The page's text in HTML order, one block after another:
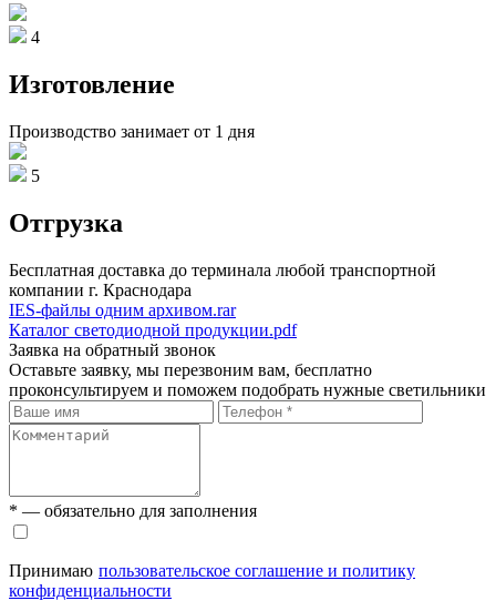
4
Изготовление
Производство занимает от 1 дня
5
Отгрузка
Бесплатная доставка до терминала любой транспортной
компании г. Краснодара
IES-файлы одним архивом.rar
Каталог светодиодной продукции.pdf
Заявка на обратный звонок
Оставьте заявку, мы перезвоним вам, бесплатно
проконсультируем и поможем подобрать нужные светильники
* — обязательно для заполнения
Принимаю пользовательское соглашение и политику
конфиденциальности